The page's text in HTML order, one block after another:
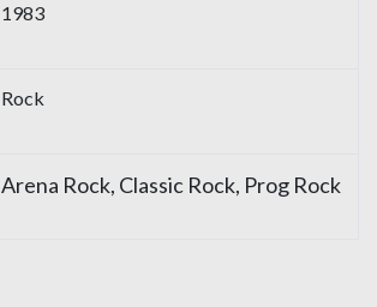
1983
Rock
Arena Rock, Classic Rock, Prog Rock